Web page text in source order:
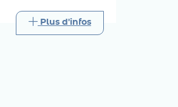
Plus d'infos